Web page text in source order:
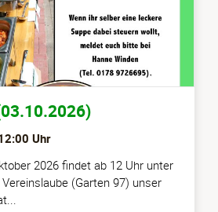
Uhr
2026 findet ab 12 Uhr unter
(Garten 97) unser